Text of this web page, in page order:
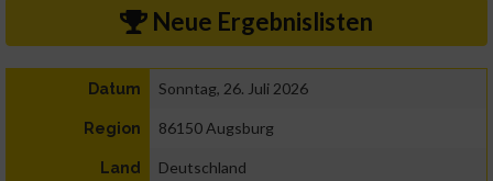
Neue Ergebnislisten
Datum Sonntag, 26. Juli 2026
Region 86150 Augsburg
Land Deutschland